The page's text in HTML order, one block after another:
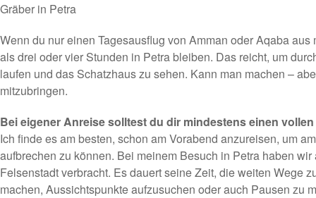
Gräber in Petra
Wenn du nur einen Tagesausflug von Amman oder Aqaba
als drei oder vier Stunden in Petra bleiben. Das reicht, um
laufen und das Schatzhaus zu sehen. Kann man machen –
mitzubringen.
Bei eigener Anreise solltest du dir mindestens einen
Ich finde es am besten, schon am Vorabend anzureisen, um
aufbrechen zu können. Bei meinem Besuch in Petra haben
Felsenstadt verbracht. Es dauert seine Zeit, die weiten Wege
machen, Aussichtspunkte aufzusuchen oder auch Pausen zu